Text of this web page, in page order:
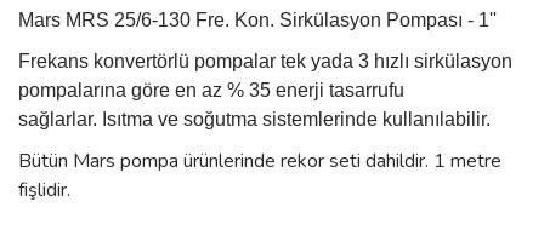
Mars MRS 25/6-130 Fre. Kon. Sirkülasyon Pompası - 1''
Frekans konvertörlü pompalar tek yada 3 hızlı sirkülasyon
pompalarına göre en az % 35 enerji tasarrufu
sağlarlar. Isıtma ve soğutma sistemlerinde kullanılabilir.
Bütün Mars pompa ürünlerinde rekor seti dahildir. 1 metre
fişlidir.